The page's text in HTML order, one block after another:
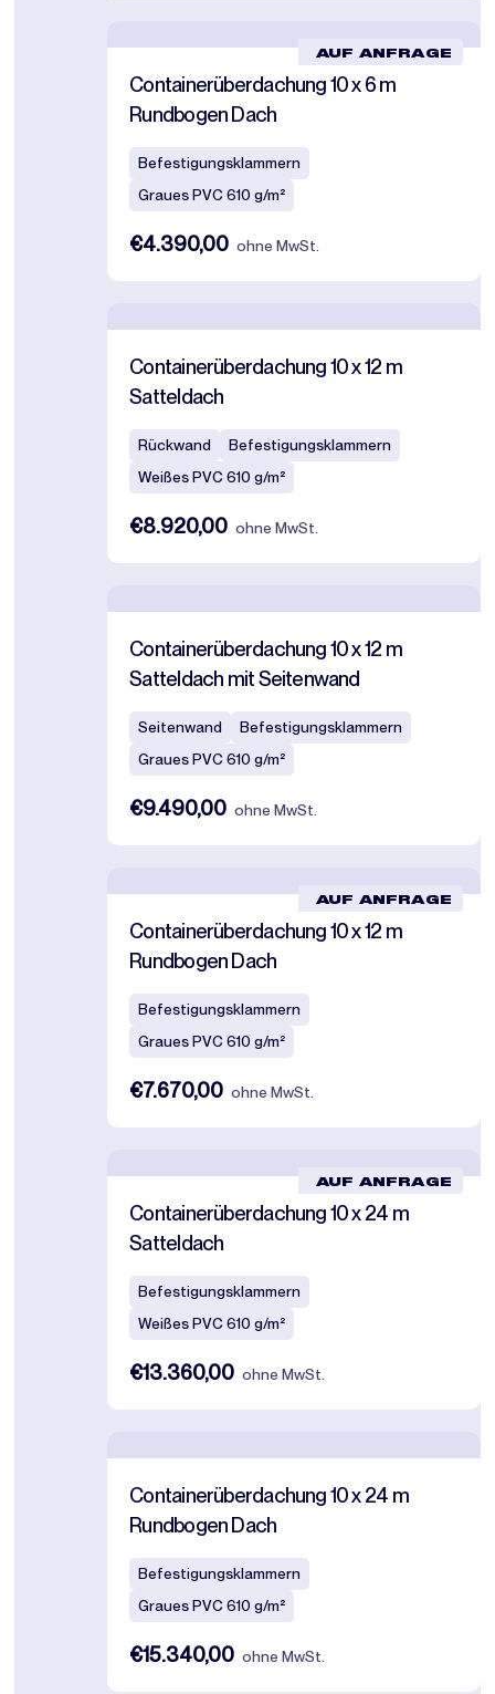
AUF ANFRAGE
Containerüberdachung 10 x 6 m
Rundbogen Dach
Befestigungsklammern
Graues PVC 610 g/m²
€4.390,00 ohne MwSt.
Containerüberdachung 10 x 12 m
Satteldach
Rückwand
Befestigungsklammern
Weißes PVC 610 g/m²
€8.920,00 ohne MwSt.
Containerüberdachung 10 x 12 m
Satteldach mit Seitenwand
Seitenwand
Befestigungsklammern
Graues PVC 610 g/m²
€9.490,00 ohne MwSt.
AUF ANFRAGE
Containerüberdachung 10 x 12 m
Rundbogen Dach
Befestigungsklammern
Graues PVC 610 g/m²
€7.670,00 ohne MwSt.
AUF ANFRAGE
Containerüberdachung 10 x 24 m
Satteldach
Befestigungsklammern
Weißes PVC 610 g/m²
€13.360,00 ohne MwSt.
Containerüberdachung 10 x 24 m
Rundbogen Dach
Befestigungsklammern
Graues PVC 610 g/m²
€15.340,00 ohne MwSt.